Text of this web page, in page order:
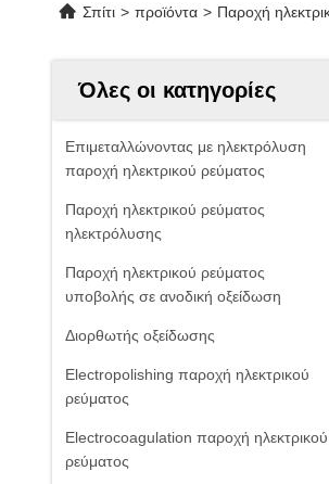
Σπίτι > προϊόντα > Παροχή
Όλες οι κατηγορίες
Επιμεταλλώνοντας με ηλεκτρόλυση
παροχή ηλεκτρικού ρεύματος
Παροχή ηλεκτρικού ρεύματος
ηλεκτρόλυσης
Παροχή ηλεκτρικού ρεύματος
υποβολής σε ανοδική οξείδωση
Διορθωτής οξείδωσης
Electropolishing παροχή ηλεκτρικού
ρεύματος
Electrocoagulation παροχή ηλεκτρικού
ρεύματος